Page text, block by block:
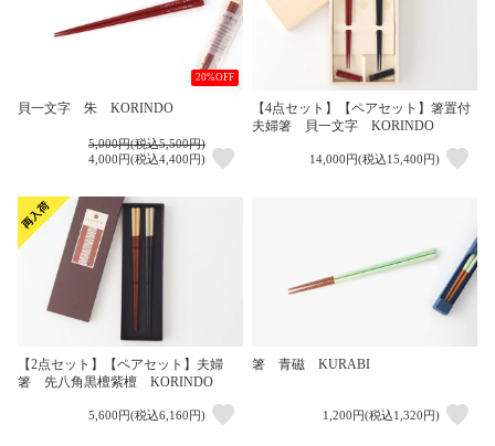
20%OFF
貝一文字 朱 KORINDO
5,000円(税込5,500円)
4,000円(税込4,400円)
【4点セット】【ペアセット】箸置付
夫婦箸 貝一文字 KORINDO
14,000円(税込15,400円)
【2点セット】【ペアセット】夫婦
箸 先八角黒檀紫檀 KORINDO
5,600円(税込6,160円)
箸 青磁 KURABI
1,200円(税込1,320円)